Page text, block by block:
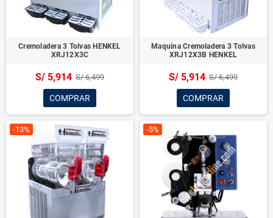
Cremoladera 3 Tolvas HENKEL
XRJ12X3C
S/ 5,914 S/ 6,499
COMPRAR
Maquina Cremoladera 3 Tolvas
XRJ12X3B HENKEL
S/ 5,914 S/ 6,499
COMPRAR
-13% -5%